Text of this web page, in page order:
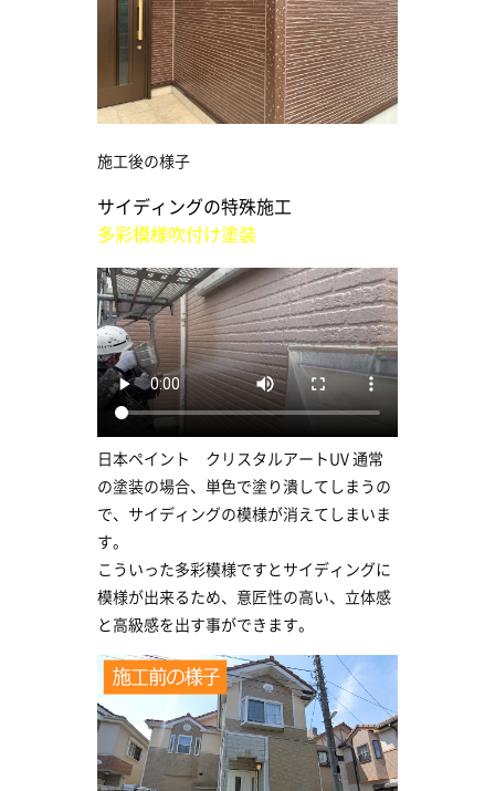
施工後の様子
サイディングの特殊施工
多彩模様吹付け塗装
日本ペイント クリスタルアートUV 通常
の塗装の場合、単色で塗り潰してしまうの
で、サイディングの模様が消えてしまいま
す。
こういった多彩模様ですとサイディングに
模様が出来るため、意匠性の高い、立体感
と高級感を出す事ができます。